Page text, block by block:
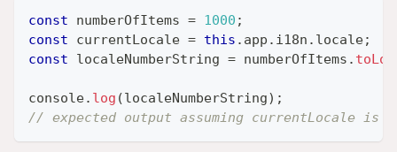
const numberOfItems = 1000 ;
const currentLocale = this . app . i18n . locale;
const localeNumberString = numberOfItems .
console. log (localeNumberString) ;
// expected output assuming currentLocale is